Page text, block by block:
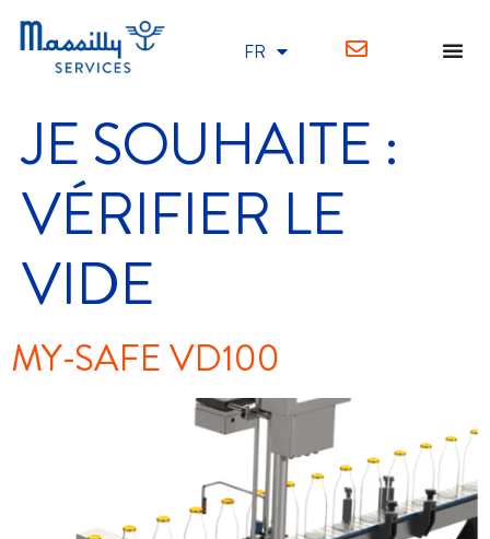
FR
EN
JE SOUHAITE :
VÉRIFIER LE
VIDE
MY-SAFE VD100